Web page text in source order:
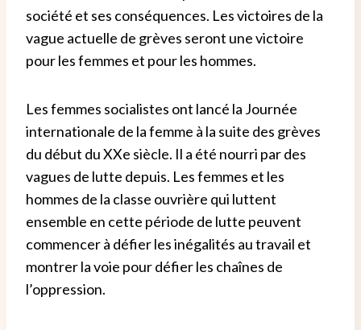
société et ses conséquences. Les victoires de la
vague actuelle de grèves seront une victoire
pour les femmes et pour les hommes.
Les femmes socialistes ont lancé la Journée
internationale de la femme à la suite des grèves
du début du XXe siècle. Il a été nourri par des
vagues de lutte depuis. Les femmes et les
hommes de la classe ouvrière qui luttent
ensemble en cette période de lutte peuvent
commencer à défier les inégalités au travail et
montrer la voie pour défier les chaînes de
l’oppression.